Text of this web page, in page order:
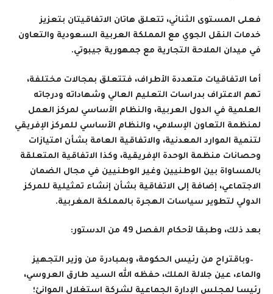
فعلى المستوى الثنائي، تتعلق هاتان الاتفاقيتان بتعزيز
خدمات النقل الجوي مع المملكة العربية السعودية والتعاون
في ميدان الملاحة التجارية مع جمهورية جيبوتي.
أما الاتفاقيات متعددة الأطراف، فتتعلق بمجالات مختلفة،
تهم الاعتراف بدراسات التعليم العالي وشهاداته ودرجاته
العلمية في الدول العربية، والنظام الأساسي لمركز العمل
لمنظمة التعاون الإسلامي، والنظام الأساسي للمركز الإفريقي
لتنمية الموارد المعدنية، والاتفاقية العامة بشأن امتيازات
وحصانات منظمة الوحدة الإفريقية، وكذا الاتفاقية المتعلقة
بالمساواة بين الوطنيين وغير الوطنيين في مجال الضمان
الاجتماعي، إضافة إلى الاتفاقية بشأن إنشاء تمثيلية للمركز
الدولي لتطوير سياسات الهجرة بالمملكة المغربية.
بعد ذلك، وطبقا لأحكام الفصل 49 من الدستور :
–وباقتراح من رئيس الحكومة، وبمبادرة من وزير التجهيز
والماء، عين جلالة الملك، حفظه الله السيد طارق العروسي،
رئيسا لمجلس الإدارة الجماعية لشركة استغلال الموانئ؛